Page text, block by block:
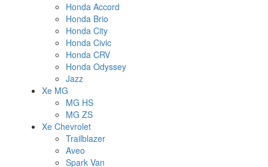
Honda Accord
Honda Brio
Honda City
Honda Civic
Honda CRV
Honda Odyssey
Jazz
Xe MG
MG HS
MG ZS
Xe Chevrolet
Trailblazer
Aveo
Spark Van